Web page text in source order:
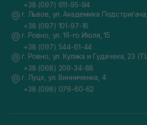
+38 (097) 611-95-94
г. Львов, ул. Академика
+38 (097) 101-97-16
г. Ровно, ул. 16-го Июля, 15
+38 (097) 544-61-44
г. Ровно, ул. Кулика и Гудачека, 23
+38 (068) 209-34-88
г. Луцк, ул. Винниченка, 4
+38 (098) 076-60-62